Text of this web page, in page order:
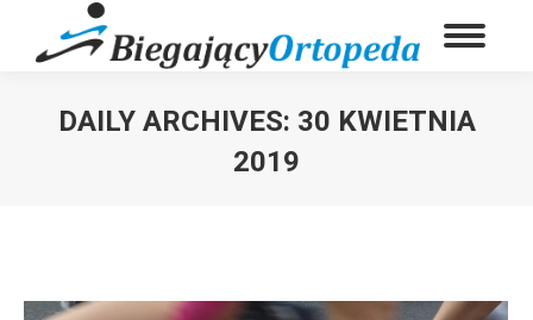
DAILY ARCHIVES: 30 KWIETNIA
2019